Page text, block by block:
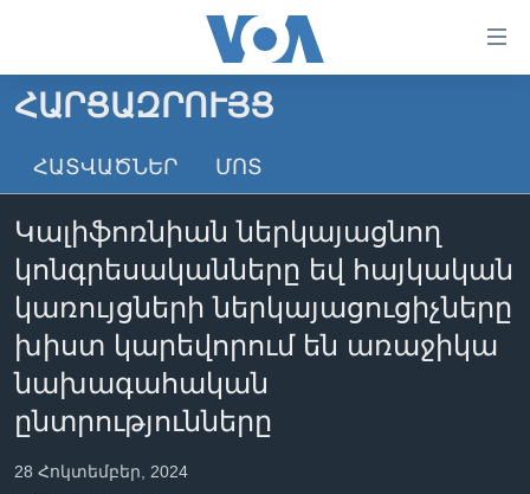
անցնել
հիմնական
անցնել
բովանդակությանը
հիմնական
բովանդակություն
ԳԼԽԱՎՈՐ ԷՋ
ԼՈՒՐԵՐ
ՏԵՍԱՆՅՈՒԹԵՐ
ՖԻԼՄԵՐ
ՖԻԼՄԵՐ
IN ENGLISH
ՄԵՐ ՄԱՍԻՆ
ՄԵՐ ՄԱՍԻՆ
«ԱՄԵՐԻԿԱՅԻ ՁԱՅՆ»-Ի ԿԱՆՈՆԱԴՐՈՒԹՅՈՒՆ
ԿԱՊ ՄԵԶ ՀԵՏ
ՈՒԿՐԱԻՆԱԿԱՆ ՊԱՏԵՐԱԶՄ
Learning English
ՀԱՐՑԱԶՐՈՒՅՑ
ՀԱՏՎԱԾՆԵՐ ՄՈՏ
Կալիֆոռնիան ներկայացնող
կոնգրեսականները եվ հայկական
կառույցների ներկայացուցիչները
խիստ կարեվորում են առաջիկա
նախագահական
ընտրությունները
28 Հոկտեմբեր, 2024